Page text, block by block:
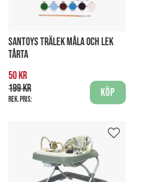
SANTOYS TRÄLEK MÅLA OCH LEK
TÅRTA
50 kr
199 kr
Rek. pris:
Köp